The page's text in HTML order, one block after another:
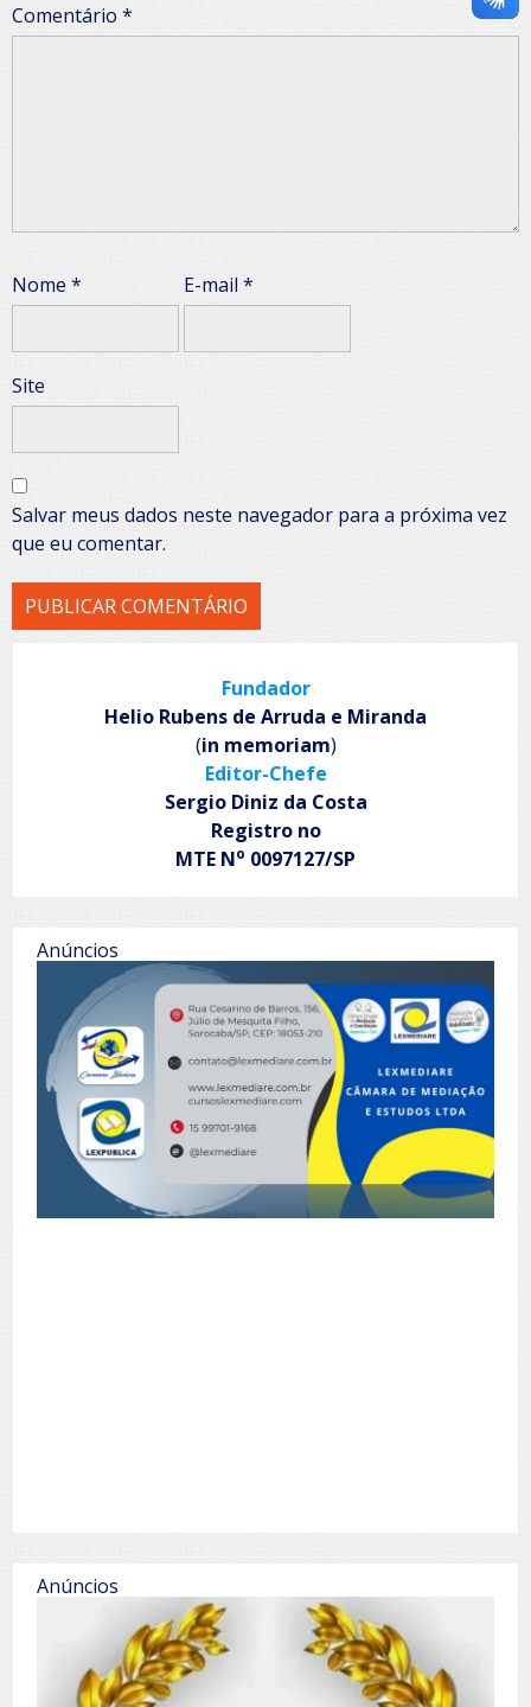
Comentário *
Nome * E-mail *
Site
Salvar meus dados neste navegador para a próxima vez
que eu comentar.
Fundador
Helio Rubens de Arruda e Miranda
(in memoriam)
Editor-Chefe
Sergio Diniz da Costa
Registro no
MTE No 0097127/SP
Anúncios
Anúncios